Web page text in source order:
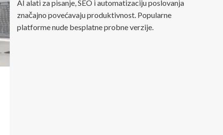
AI alati za pisanje, SEO i automatizaciju poslovanja
značajno povećavaju produktivnost. Popularne
platforme nude besplatne probne verzije.